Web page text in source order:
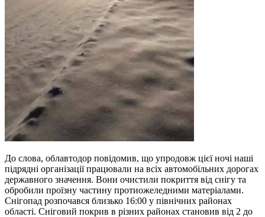
До слова, облавтодор повідомив, що упродовж цієї ночі наші
підрядні організації працювали на всіх автомобільних дорогах
державного значення. Вони очистили покриття від снігу та
обробили проїзну частину протиожеледними матеріалами.
Снігопад розпочався близько 16:00 у північних районах
області. Сніговий покрив в різних районах становив від 2 до